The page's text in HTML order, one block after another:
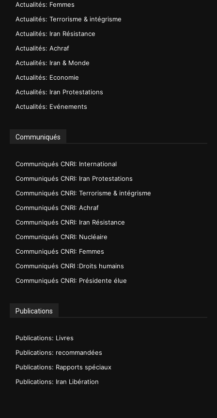
Actualités: Femmes
Actualités: Terrorisme & intégrisme
Actualités: Iran Résistance
Actualités: Achraf
Actualités: Iran & Monde
Actualités: Economie
Actualités: Iran Protestations
Actualités: Evénements
Communiqués
Communiqués CNRI: International
Communiqués CNRI: Iran Protestations
Communiqués CNRI: Terrorisme & intégrisme
Communiqués CNRI: Achraf
Communiqués CNRI: Iran Résistance
Communiqués CNRI: Nucléaire
Communiqués CNRI: Femmes
Communiqués CNRI :Droits humains
Communiqués CNRI: Présidente élue
Publications
Publications: Livres
Publications: recommandées
Publications: Rapports spéciaux
Publications: Iran Libération